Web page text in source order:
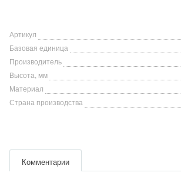
Артикул
Базовая единица
Производитель
Высота, мм
Материал
Страна производства
Комментарии